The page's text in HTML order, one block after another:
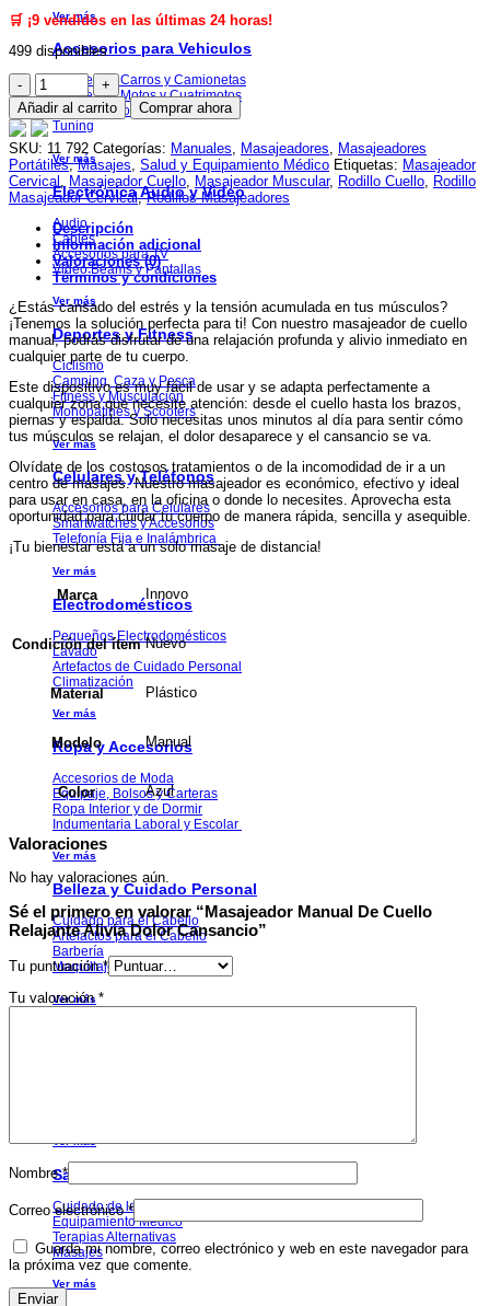
Ver más
Accesorios para Vehiculos
Repuestos Carros y Camionetas
Repuestos Motos y Cuatrimotos
Acc. para Motos y Cuatrimotos
Tuning
Ver más
Electrónica Audio y Video
Audio
Cables
Accesorios para TV
Video Beams y Pantallas
Ver más
Deportes y Fitness
Ciclismo
Camping, Caza y Pesca
Fitness y Musculación
Monopatines y Scooters
Ver más
Celulares y Teléfonos
Accesorios para Celulares
Smartwatches y Accesorios
Telefonía Fija e Inalámbrica
Ver más
Electrodomésticos
Pequeños Electrodomésticos
Lavado
Artefactos de Cuidado Personal
Climatización
Ver más
Ropa y Accesorios
Accesorios de Moda
Equipaje, Bolsos y Carteras
Ropa Interior y de Dormir
Indumentaria Laboral y Escolar
Ver más
Belleza y Cuidado Personal
Cuidado para el Cabello
Artefactos para el Cabello
Barbería
Maquillaje
Ver más
Ver más
Salud y Equipamiento Médico
Cuidado de la Salud
Equipamiento Médico
Terapias Alternativas
Masajes
Ver más
original
$36,900.
actual
$15,900.
🛒 ¡9 vendidos en las últimas 24 horas!
499 disponibles
Masajeador
Manual
De
Cuello
Relajante
Alivia
Dolor
Cansancio
Añadir al carrito Comprar ahora
SKU: 11 792 Categorías: Manuales Masajeadores
Masajeadores
Portátiles,Masajes Salud y Equipamiento Médico Etiquetas: Masajeador
Cervical
Masajeador Cuello Masajeador Muscular, Rodillo Cuello
Rodillo
Masajeador Cervical,Rodillos Masajeadores
Descripción
Información adicional
Valoraciones (0)
Términos y condiciones
¿Estás cansado del estrés y la tensión acumulada en tus músculos?
¡Tenemos la solución perfecta para ti! Con nuestro masajeador de cuello
manual, podrás disfrutar de una relajación profunda y alivio inmediato en
cualquier parte de tu cuerpo.
Este dispositivo es muy fácil de usar y se adapta perfectamente a
cualquier zona que necesite atención: desde el cuello hasta los brazos,
piernas y espalda. Solo necesitas unos minutos al día para sentir cómo
tus músculos se relajan, el dolor desaparece y el cansancio se va.
Olvídate de los costosos tratamientos o de la incomodidad de ir a un
centro de masajes. Nuestro masajeador es económico, efectivo y ideal
para usar en casa, en la oficina o donde lo necesites. Aprovecha esta
oportunidad para cuidar tu cuerpo de manera rápida, sencilla y asequible.
¡Tu bienestar está a un solo masaje de distancia!
Marca Innovo
Condición del ítem Nuevo
Material Plástico
Modelo Manual
Color Azul
Valoraciones
No hay valoraciones aún.
Sé el primero en valorar “Masajeador Manual De Cuello
Relajante Alivia Dolor Cansancio”
Tu puntuación*
Tu valoración *
Nombre*
Correo electrónico*
Guarda mi nombre, correo electrónico y web en este navegador para
la próxima vez que comente.